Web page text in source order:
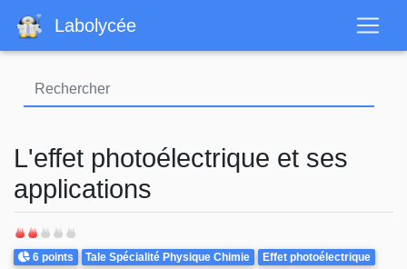
contenu
Labolycée
L'effet photoélectrique et ses
applications
Points
6 points Theme
Tale Spécialité Physique Chimie Effet photoélectrique